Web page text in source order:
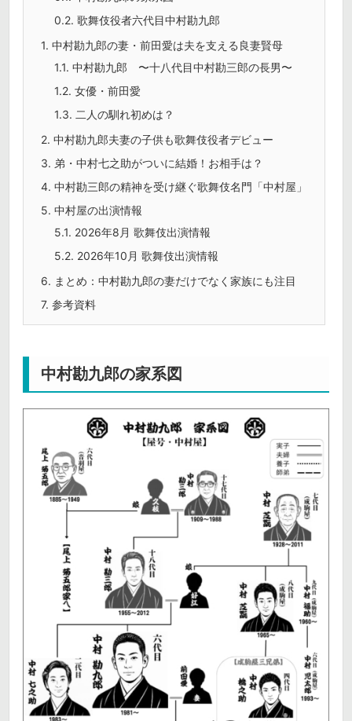
0.2. 歌舞伎役者六代目中村勘九郎
1. 中村勘九郎の妻・前田愛は夫を支える良妻賢母
1.1. 中村勘九郎 〜十八代目中村勘三郎の長男〜
1.2. 女優・前田愛
1.3. 二人の馴れ初めは？
2. 中村勘九郎夫妻の子供も歌舞伎役者デビュー
3. 弟・中村七之助がついに結婚！お相手は？
4. 中村勘三郎の精神を受け継ぐ歌舞伎名門「中村屋」
5. 中村屋の出演情報
5.1. 2026年8月 歌舞伎出演情報
5.2. 2026年10月 歌舞伎出演情報
6. まとめ：中村勘九郎の妻だけでなく家族にも注目
7. 参考資料
中村勘九郎の家系図